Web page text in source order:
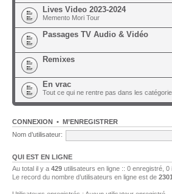
Lives Video 2023-2024
Memento Mori Tour
Passages TV Audio & Vidéo
Remixes
En vrac
Tout ce qui ne rentre pas dans les
CONNEXION • M’ENREGISTRER
Nom d’utilisateur:
QUI EST EN LIGNE
Au total il y a 429 utilisateurs en ligne :: 0 enregistré,
Le record du nombre d’utilisateurs en ligne est de